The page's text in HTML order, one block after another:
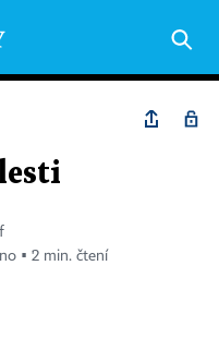
▪ 2 min. čtení